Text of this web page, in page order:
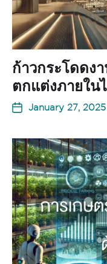
ก้าวกระโดดง
ตกแต่งภายใน
January 27, 2025